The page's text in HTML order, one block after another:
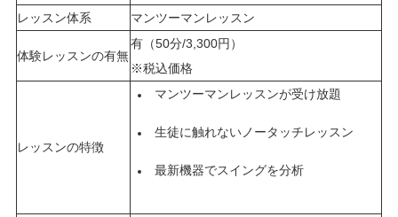
レッスン体系
マンツーマンレッスン
体験レッスンの有無
有（50分/3,300円）
※税込価格
レッスンの特徴
マンツーマンレッスンが受け放題
生徒に触れないノータッチレッスン
最新機器でスイングを分析